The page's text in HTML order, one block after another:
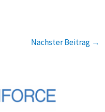
Nächster Beitrag →